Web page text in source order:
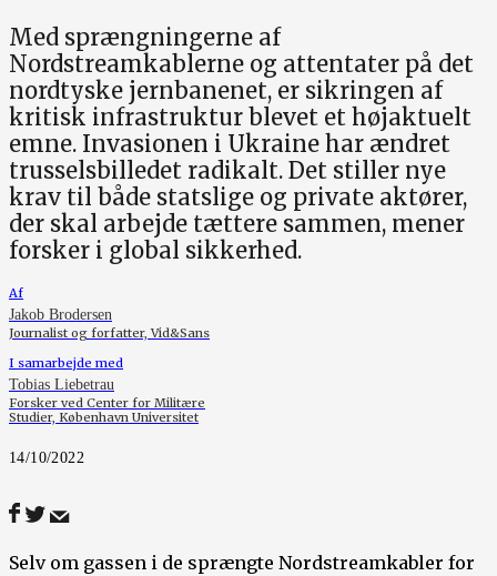
Med sprængningerne af
Nordstreamkablerne og attentater på det
nordtyske jernbanenet, er sikringen af
kritisk infrastruktur blevet et højaktuelt
emne. Invasionen i Ukraine har ændret
trusselsbilledet radikalt. Det stiller nye
krav til både statslige og private aktører,
der skal arbejde tættere sammen, mener
forsker i global sikkerhed.
Af
Jakob Brodersen
Journalist og forfatter, Vid&Sans
I samarbejde med
Tobias Liebetrau
Forsker ved Center for Militære
Studier, København Universitet
14/10/2022
Selv om gassen i de sprængte Nordstreamkabler for